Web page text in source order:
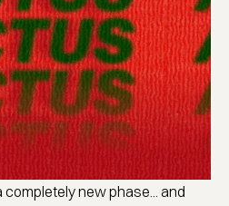
new phase... and